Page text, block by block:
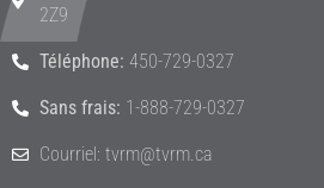
2Z9
Téléphone: 450-729-0327
Sans frais: 1-888-729-0327
Courriel: tvrm@tvrm.ca